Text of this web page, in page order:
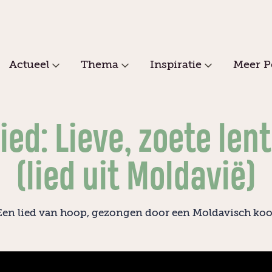
Actueel Thema Inspiratie Meer
Lieve, zoete
(lied uit Moldavië)
lied van hoop, gezongen door een Moldavisch